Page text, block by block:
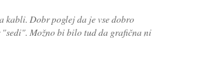
kabli. Dobr poglej da je vse dobro
Možno bi bilo tud da grafična ni